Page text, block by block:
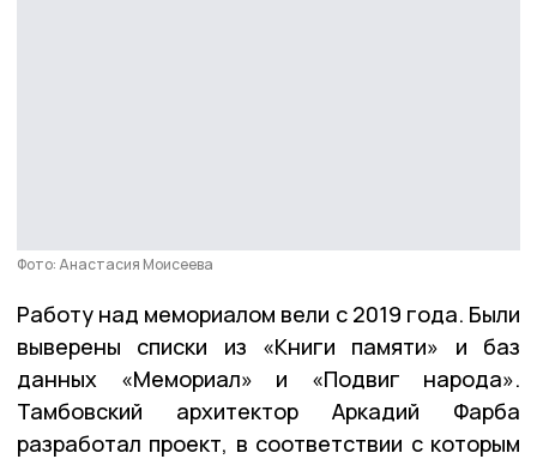
Фото: Анастасия Моисеева
Работу над мемориалом вели с 2019 года. Были
выверены списки из «Книги памяти» и баз
данных «Мемориал» и «Подвиг народа».
Тамбовский архитектор Аркадий Фарба
разработал проект, в соответствии с которым